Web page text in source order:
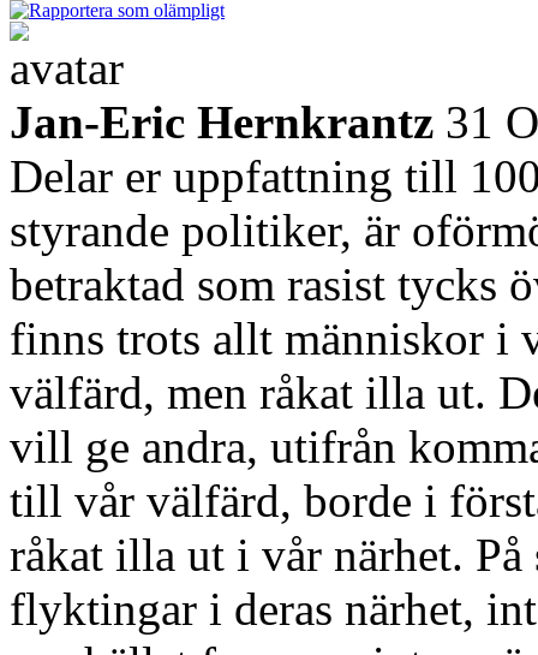
Jan-Eric Hernkrantz 31
Delar er uppfattning till
styrande politiker, är
betraktad som rasist tycks
finns trots allt människor i
välfärd, men råkat illa ut.
vill ge andra, utifrån
till vår välfärd, borde i
råkat illa ut i vår närhet. På
flyktingar i deras närhet,